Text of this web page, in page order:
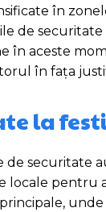
în
de
în aceste
în fața
la
de securitate
locale pentru